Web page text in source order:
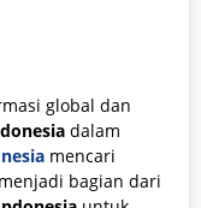
global dan
dalam
mencari
bagian dari